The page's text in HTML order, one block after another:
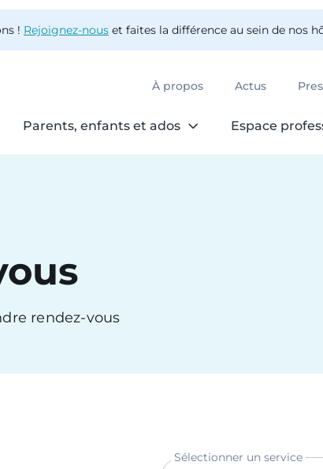
! Rejoignez-nous et faites la différence au sein de nos
À propos Actus
Parents, enfants et ados Espace
rendez-vous
Sélectionner un service